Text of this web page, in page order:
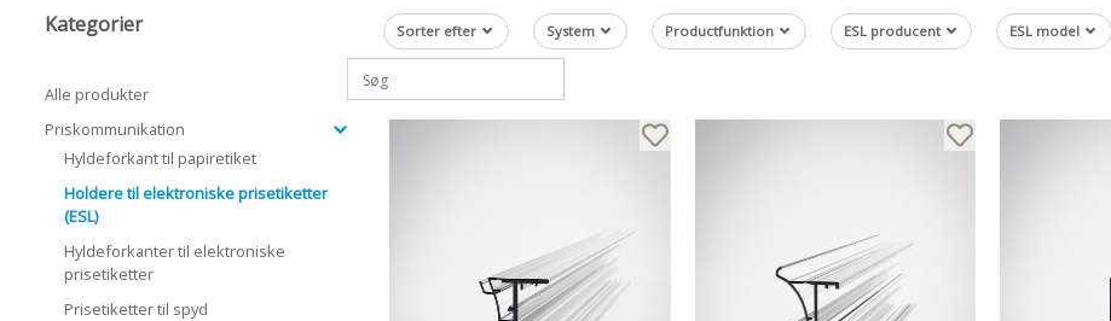
Kategorier
Alle produkter
Priskommunikation
Hyldeforkant til papiretiket
Holdere til elektroniske prisetiketter
(ESL)
Hyldeforkanter til elektroniske
prisetiketter
Prisetiketter til spyd
Sorter efter System Productfunktion ESL producent ESL model